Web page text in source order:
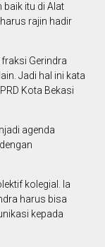
itu di Alat
rajin hadir
Gerindra
Jadi hal ini kata
Kota Bekasi
agenda
kolegial. Ia
harus bisa
kepada